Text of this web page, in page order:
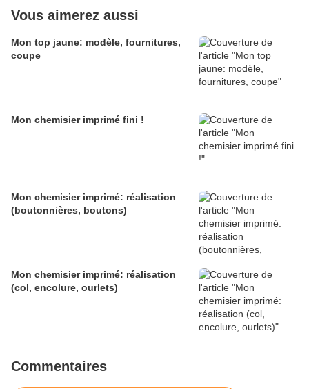
Vous aimerez aussi
Mon top jaune: modèle, fournitures,
coupe
Mon chemisier imprimé fini !
Mon chemisier imprimé: réalisation
(boutonnières, boutons)
Mon chemisier imprimé: réalisation
(col, encolure, ourlets)
Commentaires